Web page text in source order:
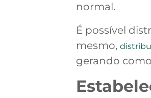
normal.
É possível
mesmo,
gerando